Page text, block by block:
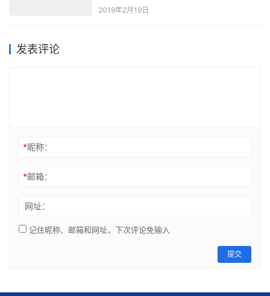
2019年2月19日
发表评论
*昵称：
*邮箱：
网址：
记住昵称、邮箱和网址，下次评论免输入
提交